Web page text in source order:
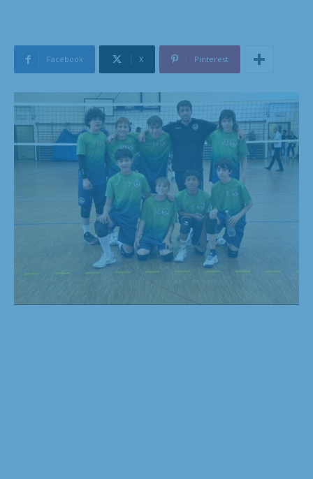
Facebook X Pinterest